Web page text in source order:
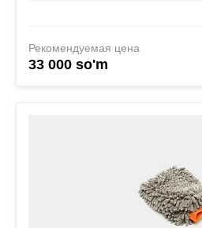
Рекомендуемая цена
33 000 so'm